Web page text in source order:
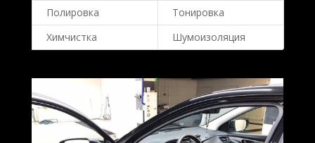
Полировка
Тонировка
Химчистка
Шумоизоляция